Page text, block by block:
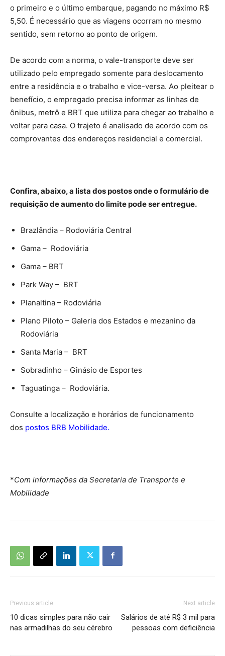
o primeiro e o último embarque, pagando no máximo R$
5,50. É necessário que as viagens ocorram no mesmo
sentido, sem retorno ao ponto de origem.
De acordo com a norma, o vale-transporte deve ser
utilizado pelo empregado somente para deslocamento
entre a residência e o trabalho e vice-versa. Ao pleitear o
benefício, o empregado precisa informar as linhas de
ônibus, metrô e BRT que utiliza para chegar ao trabalho e
voltar para casa. O trajeto é analisado de acordo com os
comprovantes dos endereços residencial e comercial.
Confira, abaixo, a lista dos postos onde o formulário de
requisição de aumento do limite pode ser entregue.
Brazlândia – Rodoviária Central
Gama – Rodoviária
Gama – BRT
Park Way – BRT
Planaltina – Rodoviária
Plano Piloto – Galeria dos Estados e mezanino da
Rodoviária
Santa Maria – BRT
Sobradinho – Ginásio de Esportes
Taguatinga – Rodoviária.
Consulte a localização e horários de funcionamento
dos postos BRB Mobilidade.
*Com informações da Secretaria de Transporte e
Mobilidade
Previous article
10 dicas simples para não cair
nas armadilhas do seu cérebro
Next article
Salários de até R$ 3 mil para
pessoas com deficiência